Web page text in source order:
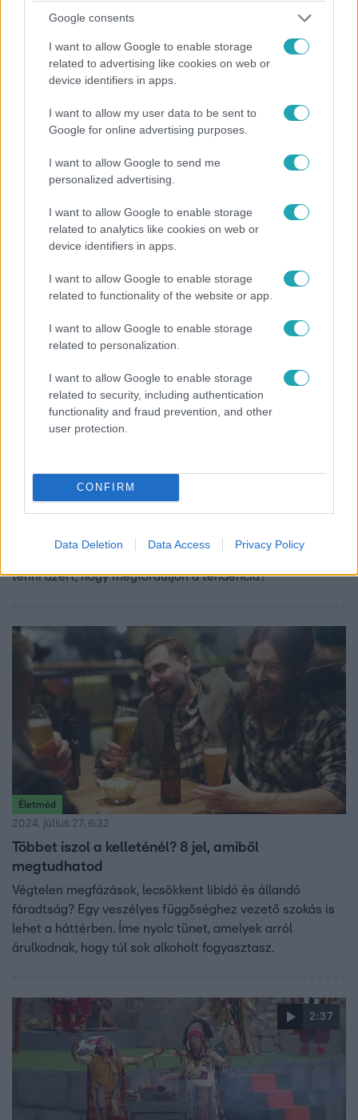
Google consents
I want to allow Google to enable storage
related to advertising like cookies on web or
device identifiers in apps.
I want to allow my user data to be sent to
Google for online advertising purposes.
I want to allow Google to send me
personalized advertising.
I want to allow Google to enable storage
related to analytics like cookies on web or
device identifiers in apps.
I want to allow Google to enable storage
related to functionality of the website or app.
I want to allow Google to enable storage
related to personalization.
I want to allow Google to enable storage
related to security, including authentication
functionality and fraud prevention, and other
user protection.
CONFIRM
Data Deletion Data Access Privacy Policy
Tudomány-Tech
2024. szeptember 26. 5:26
az ágyban, közvetlenül ébredés után
Manapság egyre többen kezdik azzal a napjukat, hogy
nyomkodásával közvetlenül felkelés után. Ez a szokás
Tudomány-Tech
2024. augusztus 11. 12:07
még komoly bajok lehetnek
A világ minden sarkából azt mutatják a kutatások és
kevesebbet olvasnak. Miért szorult háttérbe az olvasás,
tenni azért, hogy megforduljon a tendencia?
Életmód
2024. július 27. 6:32
Többet iszol a kelleténél? 8 jel, amiből
megtudhatod
Végtelen megfázások, lecsökkent libidó és állandó
fáradtság? Egy veszélyes függőséghez vezető szokás is
lehet a háttérben. Íme nyolc tünet, amelyek arról
árulkodnak, hogy túl sok alkoholt fogyasztasz.
2:37